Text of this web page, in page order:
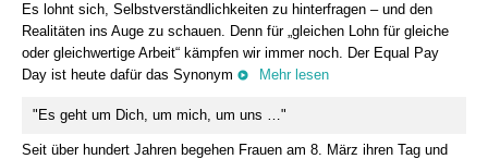
Es lohnt sich, Selbstverständlichkeiten zu hinterfragen – und den
Realitäten ins Auge zu schauen. Denn für „gleichen Lohn für gleiche
oder gleichwertige Arbeit“ kämpfen wir immer noch. Der Equal Pay
Day ist heute dafür das Synonym
Mehr lesen
"Es geht um Dich, um mich, um uns …"
Seit über hundert Jahren begehen Frauen am 8. März ihren Tag und